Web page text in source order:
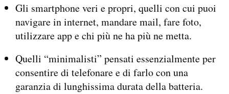
Gli smartphone veri e propri, quelli con cui puoi
navigare in internet, mandare mail, fare foto,
utilizzare app e chi più ne ha più ne metta.
Quelli “minimalisti” pensati essenzialmente per
consentire di telefonare e di farlo con una
garanzia di lunghissima durata della batteria.